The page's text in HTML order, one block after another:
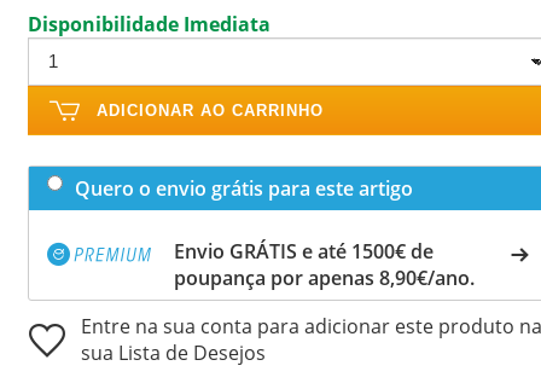
Disponibilidade Imediata
ADICIONAR AO CARRINHO
Quero o envio grátis para este artigo
Envio GRÁTIS e até 1500€ de
poupança por apenas 8,90€/ano.
Entre na sua conta para adicionar este produto na
sua Lista de Desejos